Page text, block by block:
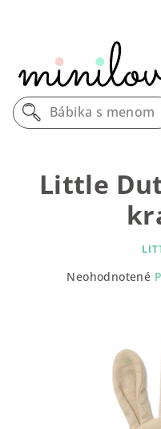
Bábika s menom
Little
Neohodnotené